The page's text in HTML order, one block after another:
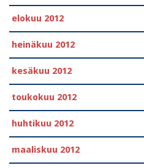
elokuu 2012
heinäkuu 2012
kesäkuu 2012
toukokuu 2012
huhtikuu 2012
maaliskuu 2012